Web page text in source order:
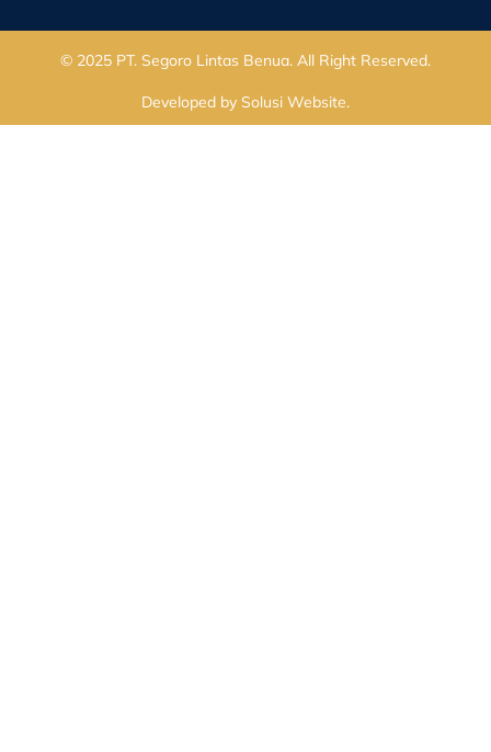
© 2025 PT. Segoro Lintas Benua. All Right Reserved.
Developed by Solusi Website.